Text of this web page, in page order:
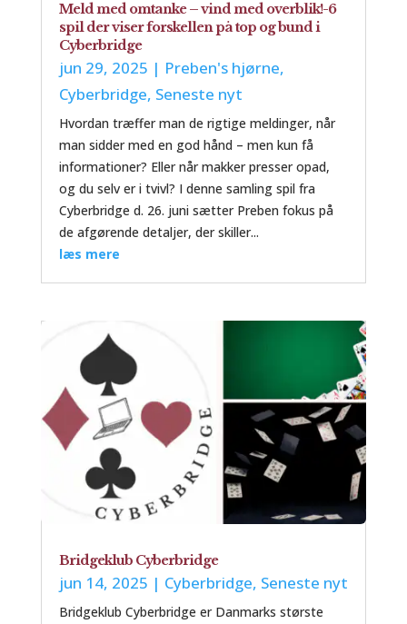
Meld med omtanke – vind med overblik!-6
spil der viser forskellen på top og bund i
Cyberbridge
jun 29, 2025 | Preben's hjørne,
Cyberbridge, Seneste nyt
Hvordan træffer man de rigtige meldinger, når
man sidder med en god hånd – men kun få
informationer? Eller når makker presser opad,
og du selv er i tvivl? I denne samling spil fra
Cyberbridge d. 26. juni sætter Preben fokus på
de afgørende detaljer, der skiller...
læs mere
Bridgeklub Cyberbridge
jun 14, 2025 | Cyberbridge, Seneste nyt
Bridgeklub Cyberbridge er Danmarks største